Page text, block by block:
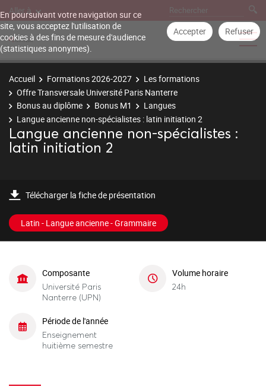
En poursuivant votre navigation sur ce
site, vous acceptez l'utilisation de
cookies à des fins de mesure d'audience
(statistiques anonymes).
Accepter Refuser
Aller à
Accueil Formations 2026-2027
Les formations
Offre Transversale Université Paris Nanterre
Bonus au diplôme
Bonus M1
Langues
Langue ancienne non-spécialistes : latin initiation 2
Langue ancienne non-spécialistes :
latin initiation 2
Télécharger la fiche de présentation
Latin - Langue ancienne - Grammaire
Composante
Université Paris
Nanterre (UPN)
Volume horaire
24h
Période de l'année
Enseignement
huitième semestre